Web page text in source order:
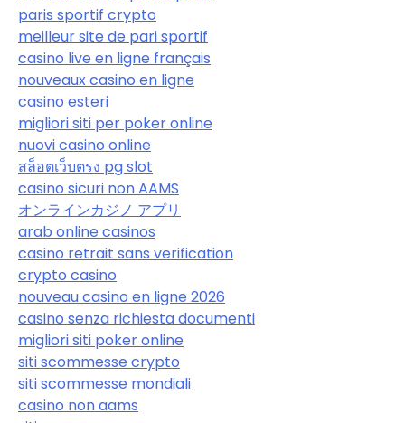
paris sportif crypto
meilleur site de pari sportif
casino live en ligne français
nouveaux casino en ligne
casino esteri
migliori siti per poker online
nuovi casino online
สล็อตเว็บตรง pg slot
casino sicuri non AAMS
オンラインカジノ アプリ
arab online casinos
casino retrait sans verification
crypto casino
nouveau casino en ligne 2026
casino senza richiesta documenti
migliori siti poker online
siti scommesse crypto
siti scommesse mondiali
casino non aams